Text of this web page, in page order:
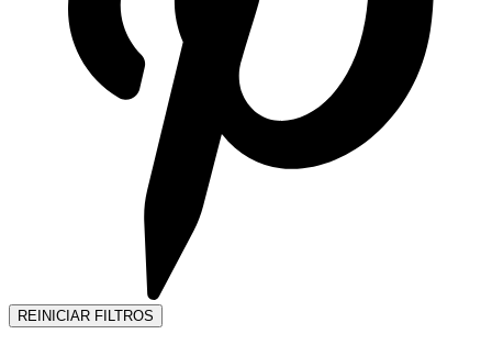
REINICIAR FILTROS